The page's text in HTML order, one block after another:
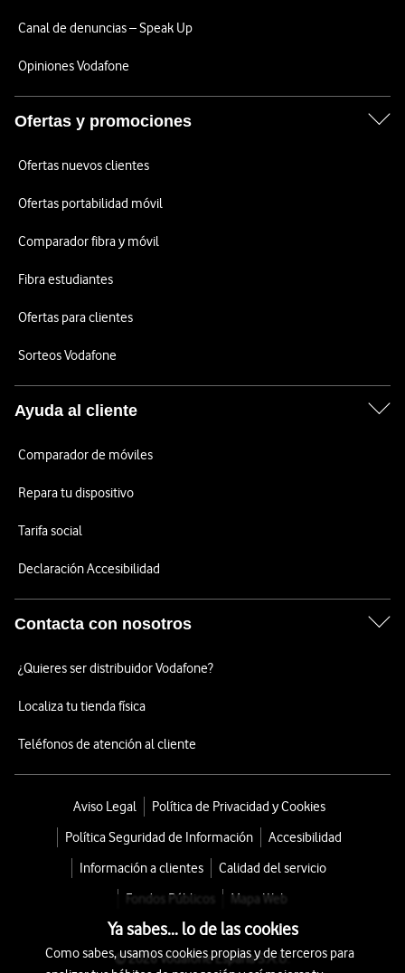
Canal de denuncias – Speak Up
Opiniones Vodafone
Ofertas y promociones
Ofertas nuevos clientes
Ofertas portabilidad móvil
Comparador fibra y móvil
Fibra estudiantes
Ofertas para clientes
Sorteos Vodafone
Ayuda al cliente
Comparador de móviles
Repara tu dispositivo
Tarifa social
Declaración Accesibilidad
Contacta con nosotros
¿Quieres ser distribuidor Vodafone?
Localiza tu tienda física
Teléfonos de atención al cliente
Aviso Legal
Política de Privacidad y Cookies
Política Seguridad de Información
Accesibilidad
Información a clientes
Calidad del servicio
Fondos Públicos
Mapa Web
© 2026 Vodafone España S.A.U.
Ya sabes... lo de las cookies
Como sabes, usamos cookies propias y de terceros para